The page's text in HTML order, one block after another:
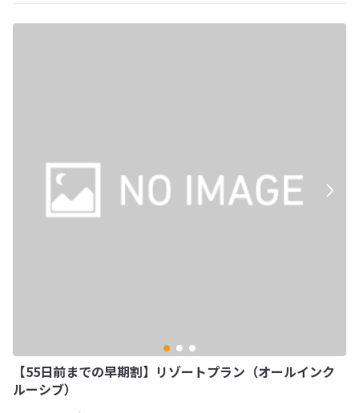
【55日前までの早期割】リゾートプラン（オールインク
ルーシブ）